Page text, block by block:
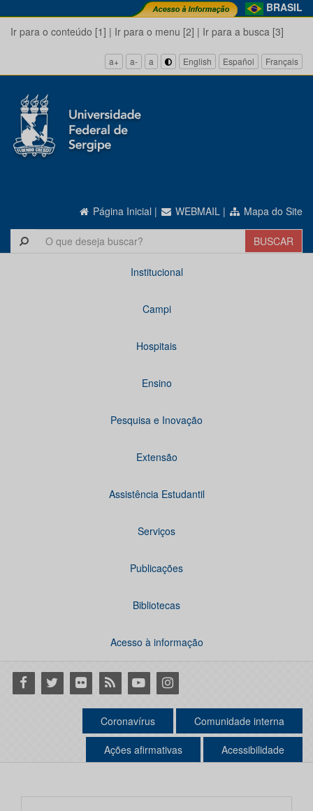
BRASIL
Ir para o conteúdo [1] | Ir para o menu [2] | Ir para a busca [3]
a+ a- a English Español Français
Página Inicial | WEBMAIL | Mapa do Site
Institucional
Campi
Hospitais
Ensino
Pesquisa e Inovação
Extensão
Assistência Estudantil
Serviços
Publicações
Bibliotecas
Acesso à informação
Facebook
Twitter Flickr RSS YoutubeInstagram
Coronavírus Comunidade interna
Ações afirmativas Acessibilidade